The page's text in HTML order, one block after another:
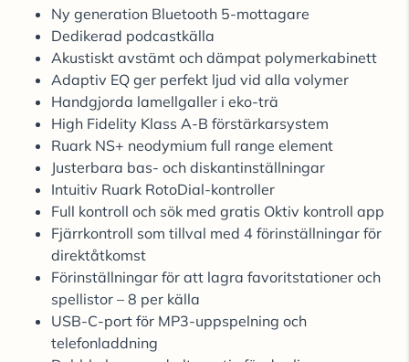
Ny generation Bluetooth 5-mottagare
Dedikerad podcastkälla
Akustiskt avstämt och dämpat polymerkabinett
Adaptiv EQ ger perfekt ljud vid alla volymer
Handgjorda lamellgaller i eko-trä
High Fidelity Klass A-B förstärkarsystem
Ruark NS+ neodymium full range element
Justerbara bas- och diskantinställningar
Intuitiv Ruark RotoDial-kontroller
Full kontroll och sök med gratis Oktiv kontroll app
Fjärrkontroll som tillval med 4 förinställningar för
direktåtkomst
Förinställningar för att lagra favoritstationer och
spellistor – 8 per källa
USB-C-port för MP3-uppspelning och
telefonladdning